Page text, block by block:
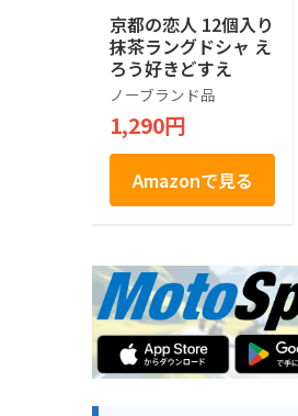
京都の恋人 12個入り
抹茶ラングドシャ え
ろう好きどすえ
ノーブランド品
1,290円
Amazonで見る